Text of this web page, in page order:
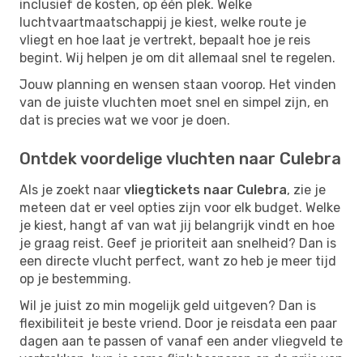
inclusief de kosten, op één plek. Welke
luchtvaartmaatschappij je kiest, welke route je
vliegt en hoe laat je vertrekt, bepaalt hoe je reis
begint. Wij helpen je om dit allemaal snel te regelen.
Jouw planning en wensen staan voorop. Het vinden
van de juiste vluchten moet snel en simpel zijn, en
dat is precies wat we voor je doen.
Ontdek voordelige vluchten naar Culebra
Als je zoekt naar vliegtickets naar Culebra, zie je
meteen dat er veel opties zijn voor elk budget. Welke
je kiest, hangt af van wat jij belangrijk vindt en hoe
je graag reist. Geef je prioriteit aan snelheid? Dan is
een directe vlucht perfect, want zo heb je meer tijd
op je bestemming.
Wil je juist zo min mogelijk geld uitgeven? Dan is
flexibiliteit je beste vriend. Door je reisdata een paar
dagen aan te passen of vanaf een ander vliegveld te